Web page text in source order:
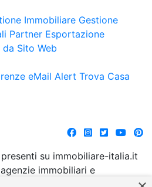
Immobiliare Gestione
Partner Esportazione
Sito Web
eMail Alert Trova Casa
su immobiliare-italia.it
immobiliari e